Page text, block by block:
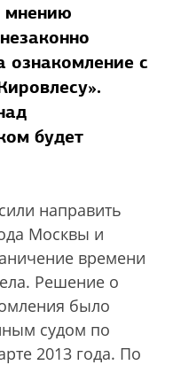
мнению
ознакомление с
будет
направить
Москвы и
времени
Решение о
было
судом по
2013 года. По